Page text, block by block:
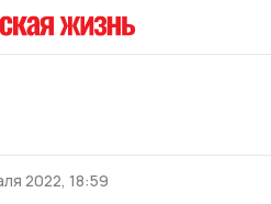
2022, 18:59